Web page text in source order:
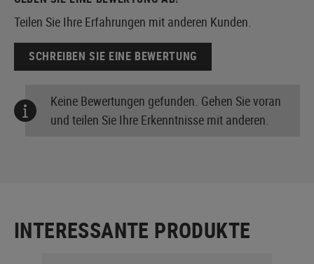
Teilen Sie Ihre Erfahrungen mit anderen Kunden.
SCHREIBEN SIE EINE BEWERTUNG
Keine Bewertungen gefunden. Gehen Sie voran
und teilen Sie Ihre Erkenntnisse mit anderen.
INTERESSANTE PRODUKTE